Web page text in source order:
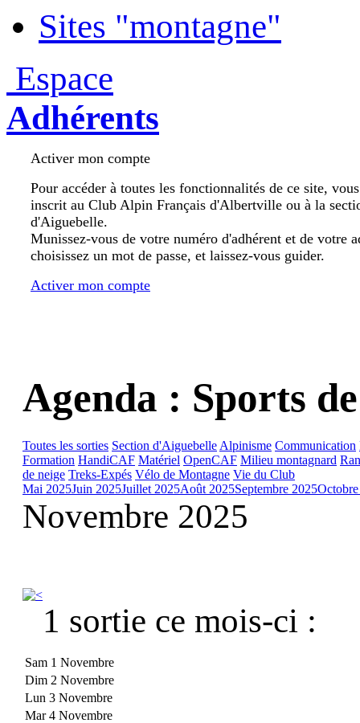
Sites "montagne"
Espace
Adhérents
Activer mon compte
Pour accéder à toutes les fonctionnalités de ce site,
inscrit au Club Alpin Français d'Albertville ou à la
d'Aiguebelle.
Munissez-vous de votre numéro d'adhérent et de votre
choisissez un mot de passe, et laissez-vous guider.
Activer mon compte
Agenda : Sports
Toutes les sorties Section d'Aiguebelle Alpinisme Communication
Formation HandiCAF Matériel OpenCAF Milieu montagnard
de neige Treks-Expés Vélo de Montagne Vie du Club
Mai 2025Juin 2025Juillet 2025Août 2025Septembre 2025
Novembre 2025
1 sortie ce mois-ci :
Sam 1 Novembre
Dim 2 Novembre
Lun 3 Novembre
Mar 4 Novembre